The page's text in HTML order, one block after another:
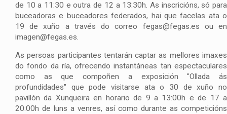
de 10 a 11:30 e outra de 12 a 13:30h. As inscricións, só para
buceadoras e buceadores federados, hai que facelas ata o
19 de xuño a través do correo fegas@fegas.es ou en
imagen@fegas.es.
As persoas participantes tentarán captar as mellores imaxes
do fondo da ría, ofrecendo instantáneas tan espectaculares
como as que compoñen a exposición "Ollada ás
profundidades" que pode visitarse ata o 30 de xuño no
pavillón da Xunqueira en horario de 9 a 13:00h e de 17 a
20:00h de luns a venres, así como durante as competicións